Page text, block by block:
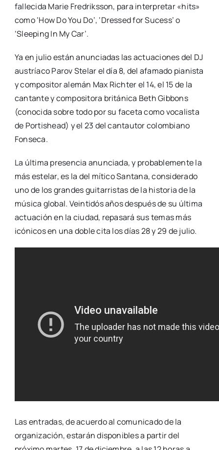
fallecida Marie Fredriksson, para interpretar «hits»
como ‘How Do You Do’, ‘Dressed for Sucess’ o
‘Sleeping In My Car’.
Ya en julio están anunciadas las actuaciones del DJ
austríaco Parov Stelar el día 8, del afamado pianista
y compositor alemán Max Richter el 14, el 15 de la
cantante y compositora británica Beth Gibbons
(conocida sobre todo por su faceta como vocalista
de Portishead) y el 23 del cantautor colombiano
Fonseca.
La última presencia anunciada, y probablemente la
más estelar, es la del mítico Santana, considerado
uno de los grandes guitarristas de la historia de la
música global. Veintidós años después de su última
actuación en la ciudad, repasará sus temas más
icónicos en una doble cita los días 28 y 29 de julio.
Las entradas, de acuerdo al comunicado de la
organización, estarán disponibles a partir del